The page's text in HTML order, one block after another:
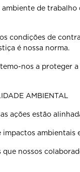
ambiente de
condições de
é nossa norma.
nos a proteger
AMBIENTAL
ações estão
ambientais
nossos